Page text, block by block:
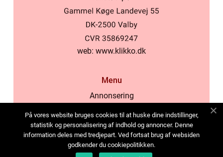
web: www.klikko.dk
Menu
Annonsering
Cookies
Kontakta oss
Sitemap
På vores website bruges cookies til at huske dine indstillinger,
statistik og personalisering af indhold og annoncer. Denne
information deles med tredjepart. Ved fortsat brug af websiden
godkender du cookiepolitikken.